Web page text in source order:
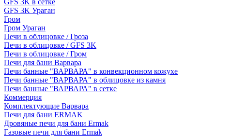
GFS 3K в сетке
GFS 3K Ураган
Гром
Гром Ураган
Печи в облицовке / Гроза
Печи в облицовке / GFS 3K
Печи в облицовке / Гром
Печи для бани Варвара
Печи банные "ВАРВАРА" в конвекционном кожухе
Печи банные "ВАРВАРА" в облицовке из камня
Печи банные "ВАРВАРА" в сетке
Коммерция
Комплектующие Варвара
Печи для бани ERMAK
Дровяные печи для бани Ermak
Газовые печи для бани Ermak